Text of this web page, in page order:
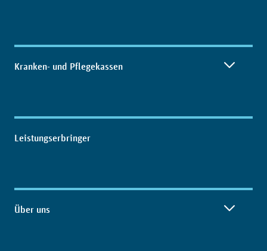
Kranken- und Pflegekassen
Leistungserbringer
Über uns